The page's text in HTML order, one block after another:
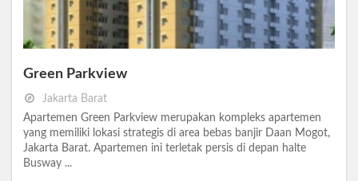
Green Parkview
Jakarta Barat
Apartemen Green Parkview merupakan kompleks apartemen
yang memiliki lokasi strategis di area bebas banjir Daan Mogot,
Jakarta Barat. Apartemen ini terletak persis di depan halte
Busway ...